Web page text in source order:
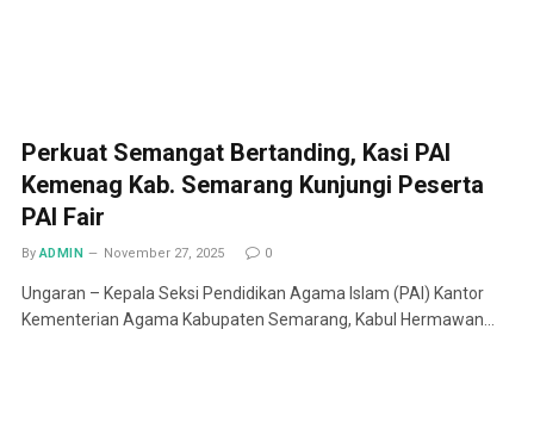
Perkuat Semangat Bertanding, Kasi PAI
Kemenag Kab. Semarang Kunjungi Peserta
PAI Fair
By ADMIN November 27, 2025 0
Ungaran – Kepala Seksi Pendidikan Agama Islam (PAI) Kantor
Kementerian Agama Kabupaten Semarang, Kabul Hermawan…